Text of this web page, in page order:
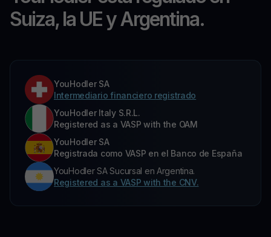
Suiza, la UE y Argentina.
YouHodler SA
Intermediario financiero registrado
YouHodler Italy S.R.L.
Registered as a VASP with the OAM
YouHodler SA
Registrada como VASP en el Banco de España
YouHodler SA Sucursal en Argentina.
Registered as a VASP with the CNV.